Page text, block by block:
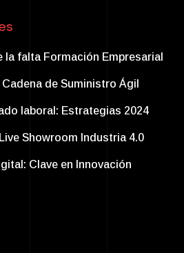
falta Formación Empresarial
de Suministro Ágil
laboral: Estrategias 2024
Showroom Industria 4.0
Clave en Innovación